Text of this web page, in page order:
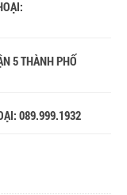
5 THÀNH PHỐ
089.999.1932